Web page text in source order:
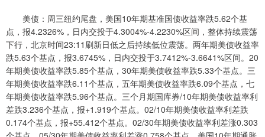
美债：周三纽约尾盘，美国10年期基准国债收益率跌5.62个基
点，报4.2326%，日内交投于4.3004%-4.2230%区间，整体持续震荡
下行，北京时间23:11刷新日低之后持续低位震荡。两年期美债收益率
跌5.63个基点，报3.6745%，日内交投于3.7412%-3.6641%区间。20
年期美债收益率跌5.85个基点，30年期美债收益率跌5.33个基点。三
年期美债收益率跌6.11个基点，五年期美债收益率跌6.09个基点，七
年期美债收益率跌5.96个基点。三个月期国库券/10年期美债收益率利
差跌3.236个基点，报+1.919个基点。02/10年期美债收益率利差跌
0.174个基点，报+55.412个基点。02/30年期美债收益率利差涨0.303